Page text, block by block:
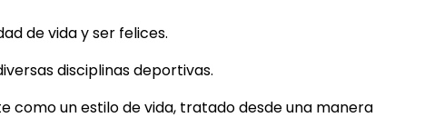
de vida y ser felices.
disciplinas deportivas.
como un estilo de vida, tratado desde una manera